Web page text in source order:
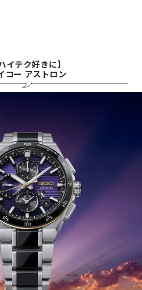
ハイテク好きに】
コー アストロン